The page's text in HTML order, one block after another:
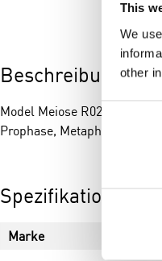
This
We
other
Consent
Beschreibung
Model Meiose R02
Prophase, Metaphase,
Spezifikationen
Marke